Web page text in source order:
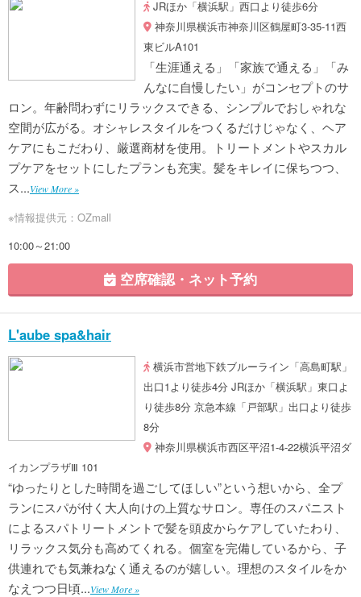
JRほか「横浜駅」西口より徒歩6分
神奈川県横浜市神奈川区鶴屋町3-35-11西
東ビルA101
「生涯通える」「家族で通える」「み
んなに自慢したい」がコンセプトのサ
ロン。年齢問わずにリラックスできる、シンプルでおしゃれな
空間が広がる。オシャレスタイルをつくるだけじゃなく、ヘア
ケアにもこだわり、厳選商材を使用。トリートメントやスカル
プケアをセットにしたプランも充実。髪をキレイに保ちつつ、
ス...View More »
※情報提供元：OZmall
10:00～21:00
空席確認・ネット予約
L'aube spa&hair
横浜市営地下鉄ブルーライン「高島町駅」
出口1より徒歩4分 JRほか「横浜駅」東口よ
り徒歩8分 京急本線「戸部駅」出口より徒歩
8分
神奈川県横浜市西区平沼1-4-22横浜平沼ダ
イカンプラザⅢ 101
“ゆったりとした時間を過ごしてほしい”という想いから、全プ
ランにスパが付く大人向けの上質なサロン。専任のスパニスト
によるスパトリートメントで髪を頭皮からケアしていたわり、
リラックス気分も高めてくれる。個室を完備しているから、子
供連れでも気兼ねなく通えるのが嬉しい。理想のスタイルをか
なえつつ日頃...View More »